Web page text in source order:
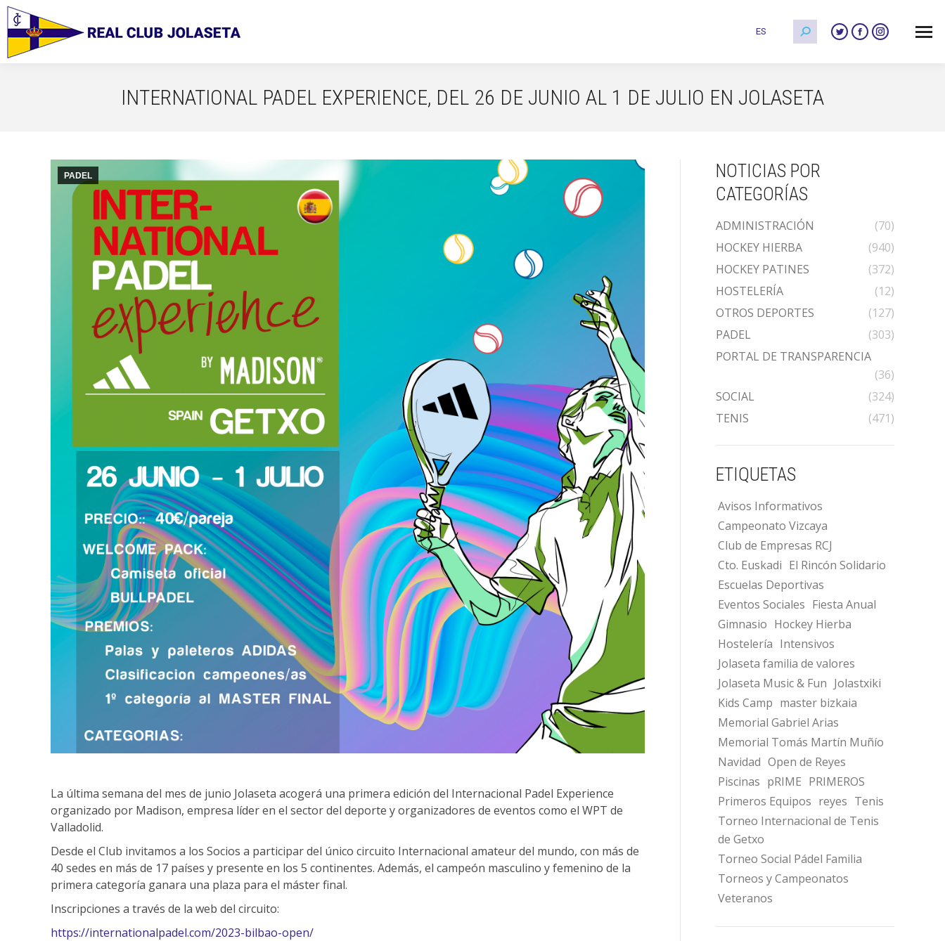
ES Buscar:
TwitterFacebookInstagram
INTERNATIONAL PADEL EXPERIENCE, DEL 26 DE JUNIO AL 1 DE JULIO EN JOLASETA
PADEL
La última semana del mes de junio Jolaseta acogerá una primera edición del Internacional Padel Experience
organizado por Madison, empresa líder en el sector del deporte y organizadores de eventos como el WPT de
Valladolid.
Desde el Club invitamos a los Socios a participar del único circuito Internacional amateur del mundo, con más de
40 sedes en más de 17 países y presente en los 5 continentes. Además, el campeón masculino y femenino de la
primera categoría ganara una plaza para el máster final.
Inscripciones a través de la web del circuito:
https://internationalpadel.com/2023-bilbao-open/
NOTICIAS POR
CATEGORÍAS
ADMINISTRACIÓN
(70)
HOCKEY HIERBA
(940)
HOCKEY PATINES
(372)
HOSTELERÍA
(12)
OTROS DEPORTES
(127)
PADEL
(303)
PORTAL DE TRANSPARENCIA
(36)
SOCIAL
(324)
TENIS
(471)
ETIQUETAS
Avisos Informativos
Campeonato Vizcaya
Club de Empresas RCJ
Cto. Euskadi El Rincón Solidario
Escuelas Deportivas
Eventos Sociales Fiesta Anual
Gimnasio Hockey Hierba
Hostelería Intensivos
Jolaseta familia de valores
Jolaseta Music & Fun Jolastxiki
Kids Camp master bizkaia
Memorial Gabriel Arias
Memorial Tomás Martín Muñío
Navidad Open de Reyes
Piscinas pRIME PRIMEROS
Primeros Equipos reyes Tenis
Torneo Internacional de Tenis
de Getxo
Torneo Social Pádel Familia
Torneos y Campeonatos
Veteranos